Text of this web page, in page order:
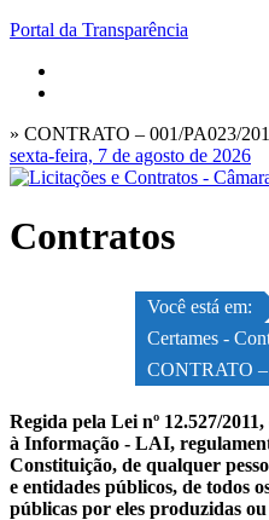
Portal da Transparência
» CONTRATO – 001/PA023/
sexta-feira, 7 de agosto de 2026
Contratos
Você está em:
Certames -
CONTRATO
Regida pela Lei nº 12.527/
à Informação - LAI,
Constituição, de qualquer
e entidades públicos, de todos
públicas por eles produzidas